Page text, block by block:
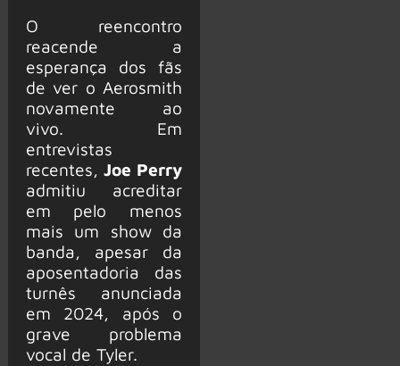
O reencontro
reacende a
esperança dos fãs
de ver o Aerosmith
novamente ao
vivo. Em
entrevistas
recentes,Joe Perry
admitiu acreditar
em pelo menos
mais um show da
banda, apesar da
aposentadoria das
turnês anunciada
em 2024, após o
grave problema
vocal de Tyler.